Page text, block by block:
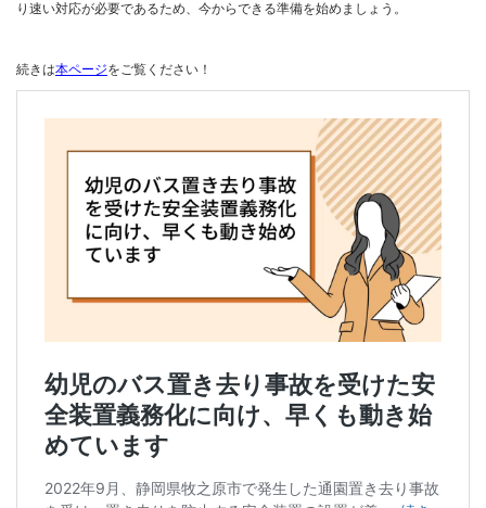
り速い対応が必要であるため、今からできる準備を始めましょう。
続きは本ページをご覧ください！